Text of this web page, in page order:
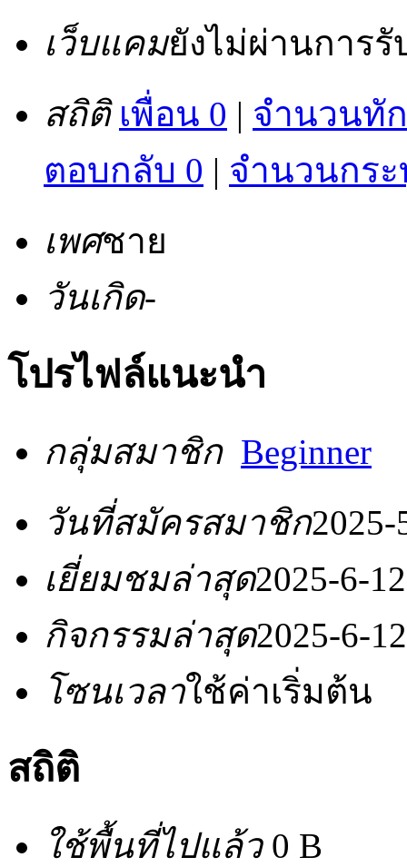
เว็บแคมยังไม่ผ่านการรั
สถิติ เพื่อน 0 | จำนวนทั
ตอบกลับ 0 | จำนวนกระ
เพศชาย
วันเกิด-
โปรไฟล์แนะนำ
กลุ่มสมาชิก Beginner
วันที่สมัครสมาชิก2025-
เยี่ยมชมล่าสุด2025-6-
กิจกรรมล่าสุด2025-6-
โซนเวลาใช้ค่าเริ่มต้น
สถิติ
ใช้พื้นที่ไปแล้ว0 B